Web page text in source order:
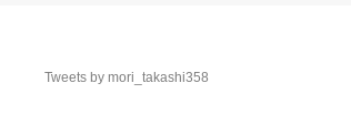
Tweets by mori_takashi358